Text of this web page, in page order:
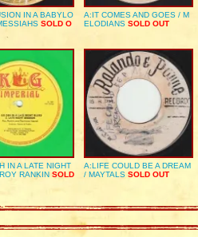
IN A BABYLO
SOLD O
A:IT COMES AND GOES / M
ELODIANS SOLD OUT
IN A LATE NIGHT
RANKIN SOLD
A:LIFE COULD BE A DREAM
/ MAYTALS SOLD OUT